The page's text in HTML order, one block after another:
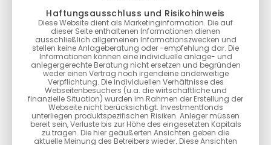
Haftungsausschluss und Risikohinweis
Diese Website dient als Marketinginformation. Die auf
dieser Seite enthaltenen Informationen dienen
ausschließlich allgemeinen Informationszwecken und
stellen keine Anlageberatung oder -empfehlung dar. Die
Informationen können eine individuelle anlage- und
anlegergerechte Beratung nicht ersetzen und begründen
weder einen Vertrag noch irgendeine anderweitige
Verpflichtung. Die individuellen Verhältnisse des
Webseitenbesuchers (u.a. die wirtschaftliche und
finanzielle Situation) wurden im Rahmen der Erstellung der
Webseite nicht berücksichtigt. Investmentfonds
unterliegen produktspezifischen Risiken. Anleger müssen
bereit sein, Verluste bis zur Höhe des eingesetzten Kapitals
zu tragen. Die hier geäußerten Ansichten geben die
aktuelle Meinung des Betreibers wieder. Diese Ansichten